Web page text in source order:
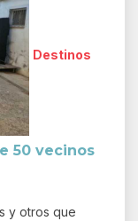
Destinos
50 vecinos
y otros que